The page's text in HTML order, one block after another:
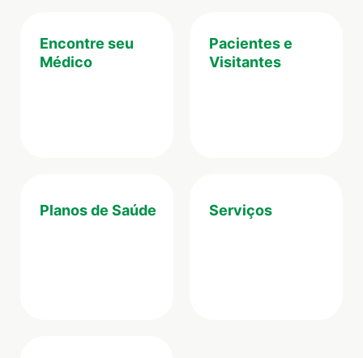
Encontre seu
Médico
Pacientes e
Visitantes
Planos de Saúde Serviços